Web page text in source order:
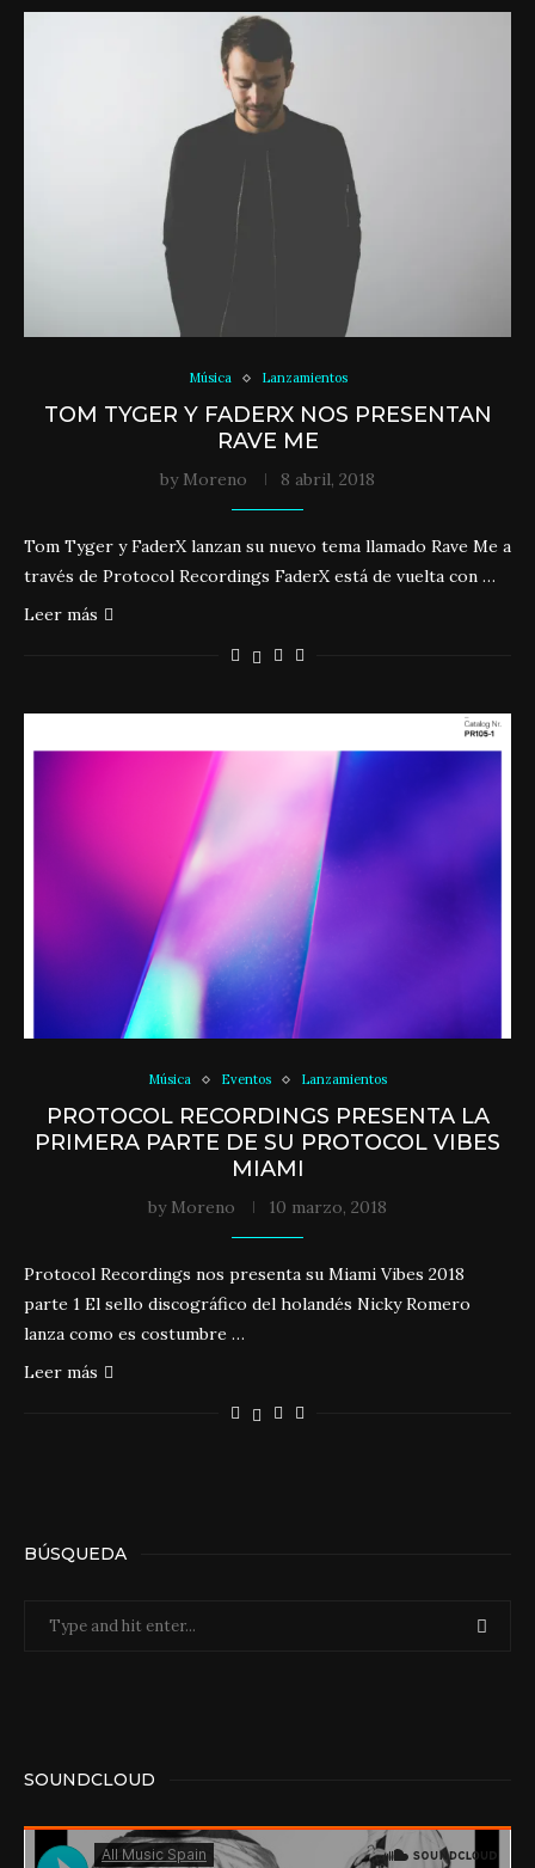
Música Lanzamientos
TOM TYGER Y FADERX NOS PRESENTAN
RAVE ME
by Moreno 8 abril, 2018
Tom Tyger y FaderX lanzan su nuevo tema llamado Rave Me a
través de Protocol Recordings FaderX está de vuelta con …
Leer más
Música Eventos Lanzamientos
PROTOCOL RECORDINGS PRESENTA LA
PRIMERA PARTE DE SU PROTOCOL VIBES
MIAMI
by Moreno 10 marzo, 2018
Protocol Recordings nos presenta su Miami Vibes 2018
parte 1 El sello discográfico del holandés Nicky Romero
lanza como es costumbre …
Leer más
BÚSQUEDA
SOUNDCLOUD